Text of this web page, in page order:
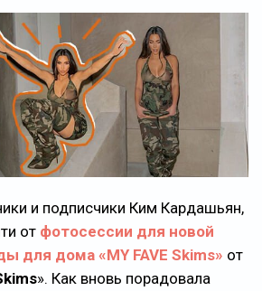
и подписчики Ким Кардашьян,
от фотосессии для новой
для дома «MY FAVE Skims» от
». Как вновь порадовала